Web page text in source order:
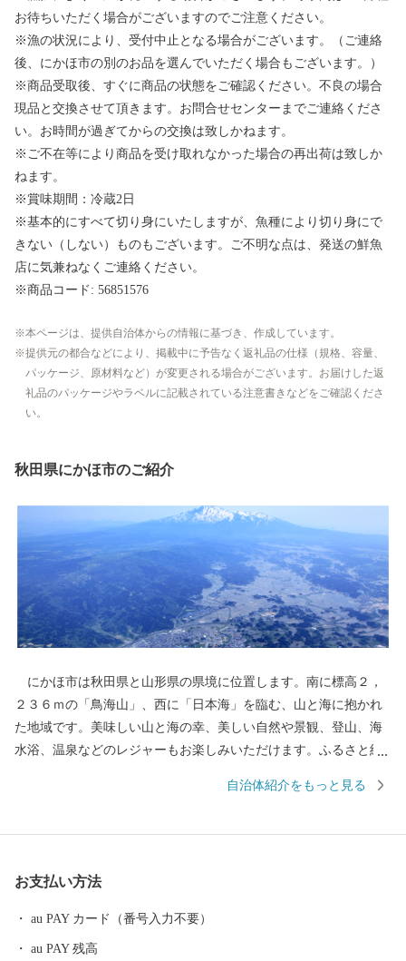
お待ちいただく場合がございますのでご注意ください。
※漁の状況により、受付中止となる場合がございます。（ご連絡
後、にかほ市の別のお品を選んでいただく場合もございます。）
※商品受取後、すぐに商品の状態をご確認ください。不良の場合
現品と交換させて頂きます。お問合せセンターまでご連絡くださ
い。お時間が過ぎてからの交換は致しかねます。
※ご不在等により商品を受け取れなかった場合の再出荷は致しか
ねます。
※賞味期間：冷蔵2日
※基本的にすべて切り身にいたしますが、魚種により切り身にで
きない（しない）ものもございます。ご不明な点は、発送の鮮魚
店に気兼ねなくご連絡ください。
※商品コード: 56851576
本ページは、提供自治体からの情報に基づき、作成しています。
提供元の都合などにより、掲載中に予告なく返礼品の仕様（規格、容量、
パッケージ、原材料など）が変更される場合がございます。お届けした返
礼品のパッケージやラベルに記載されている注意書きなどをご確認くださ
い。
秋田県にかほ市のご紹介
にかほ市は秋田県と山形県の県境に位置します。南に標高２，
２３６ｍの「鳥海山」、西に「日本海」を臨む、山と海に抱かれ
た地域です。美味しい山と海の幸、美しい自然や景観、登山、海
水浴、温泉などのレジャーもお楽しみいただけます。ふるさと納
自治体紹介をもっと見る
お支払い方法
au PAY カード（番号入力不要）
au PAY 残高